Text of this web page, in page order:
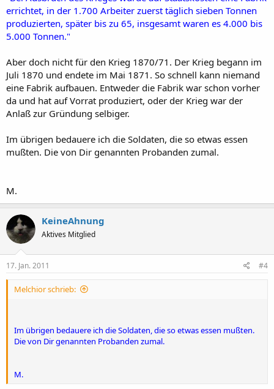
errichtet, in der 1.700 Arbeiter zuerst täglich sieben Tonnen
produzierten, später bis zu 65, insgesamt waren es 4.000 bis
5.000 Tonnen."
Aber doch nicht für den Krieg 1870/71. Der Krieg begann im
Juli 1870 und endete im Mai 1871. So schnell kann niemand
eine Fabrik aufbauen. Entweder die Fabrik war schon vorher
da und hat auf Vorrat produziert, oder der Krieg war der
Anlaß zur Gründung selbiger.
Im übrigen bedauere ich die Soldaten, die so etwas essen
mußten. Die von Dir genannten Probanden zumal.
M.
KeineAhnung
Aktives Mitglied
17. Jan. 2011 #4
Melchior schrieb:
Im übrigen bedauere ich die Soldaten, die so etwas essen mußten.
Die von Dir genannten Probanden zumal.
M.